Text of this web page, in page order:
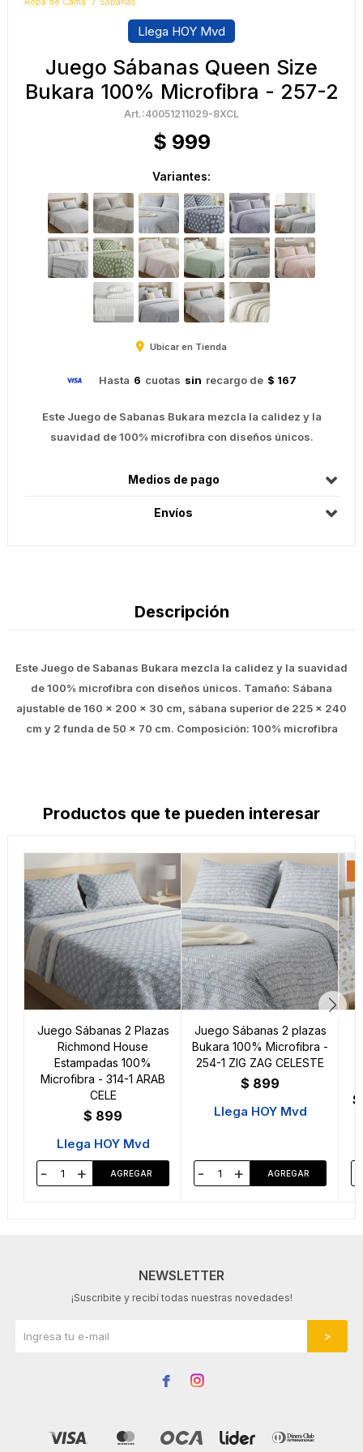
Ropa de Cama Sábanas
Llega HOY Mvd
Juego Sábanas Queen Size
Bukara 100% Microfibra - 257-2
40051211029-8XCL
$ 999
Variantes:
Ubicar en Tienda
Hasta 6 cuotas sin recargo de $ 167
Este Juego de Sabanas Bukara mezcla la calidez y la
suavidad de 100% microfibra con diseños únicos.
Medios de pago
Envíos
Descripción
Este Juego de Sabanas Bukara mezcla la calidez y la suavidad
de 100% microfibra con diseños únicos. Tamaño: Sábana
ajustable de 160 x 200 x 30 cm, sábana superior de 225 x 240
cm y 2 funda de 50 x 70 cm. Composición: 100% microfibra
Productos que te pueden interesar
Juego Sábanas 2 Plazas
Richmond House
Estampadas 100%
Microfibra - 314-1 ARAB
CELE
$ 899
Llega HOY Mvd
- +
Juego Sábanas 2 plazas
Bukara 100% Microfibra -
254-1 ZIG ZAG CELESTE
$ 899
Llega HOY Mvd
- +
$
NEWSLETTER
¡Suscribite y recibí todas nuestras novedades!
 